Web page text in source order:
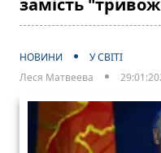
замість
НОВИНИ
У СВІТІ
Леся Матвеева